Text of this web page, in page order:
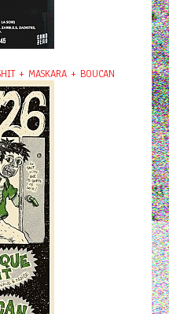
+ MASKARA + BOUCAN